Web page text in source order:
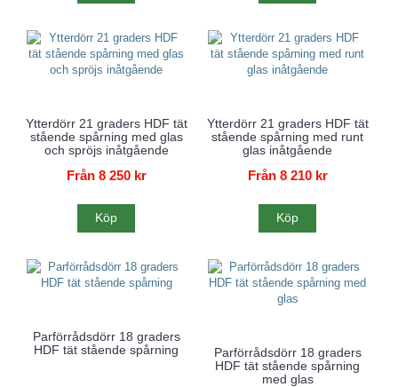
Ytterdörr 21 graders HDF tät
stående spårning med glas
och spröjs inåtgående
Från 8 250 kr
Köp
Ytterdörr 21 graders HDF tät
stående spårning med runt
glas inåtgående
Från 8 210 kr
Köp
Parförrådsdörr 18 graders
HDF tät stående spårning
Parförrådsdörr 18 graders
HDF tät stående spårning
med glas